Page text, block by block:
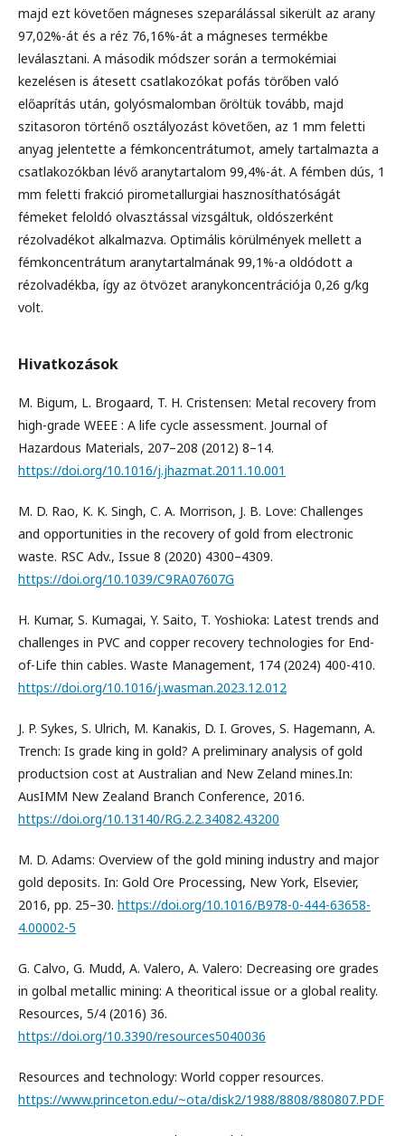
majd ezt követően mágneses szeparálással sikerült az arany
97,02%-át és a réz 76,16%-át a mágneses termékbe
leválasztani. A második módszer során a termokémiai
kezelésen is átesett csatlakozókat pofás törőben való
előaprítás után, golyósmalomban őröltük tovább, majd
szitasoron történő osztályozást követően, az 1 mm feletti
anyag jelentette a fémkoncentrátumot, amely tartalmazta a
csatlakozókban lévő aranytartalom 99,4%-át. A fémben dús, 1
mm feletti frakció pirometallurgiai hasznosíthatóságát
fémeket feloldó olvasztással vizsgáltuk, oldószerként
rézolvadékot alkalmazva. Optimális körülmények mellett a
fémkoncentrátum aranytartalmának 99,1%-a oldódott a
rézolvadékba, így az ötvözet aranykoncentrációja 0,26 g/kg
volt.
Hivatkozások
M. Bigum, L. Brogaard, T. H. Cristensen: Metal recovery from
high-grade WEEE : A life cycle assessment. Journal of
Hazardous Materials, 207–208 (2012) 8–14.
https://doi.org/10.1016/j.jhazmat.2011.10.001
M. D. Rao, K. K. Singh, C. A. Morrison, J. B. Love: Challenges
and opportunities in the recovery of gold from electronic
waste. RSC Adv., Issue 8 (2020) 4300–4309.
https://doi.org/10.1039/C9RA07607G
H. Kumar, S. Kumagai, Y. Saito, T. Yoshioka: Latest trends and
challenges in PVC and copper recovery technologies for End-
of-Life thin cables. Waste Management, 174 (2024) 400-410.
https://doi.org/10.1016/j.wasman.2023.12.012
J. P. Sykes, S. Ulrich, M. Kanakis, D. I. Groves, S. Hagemann, A.
Trench: Is grade king in gold? A preliminary analysis of gold
productsion cost at Australian and New Zeland mines.In:
AusIMM New Zealand Branch Conference, 2016.
https://doi.org/10.13140/RG.2.2.34082.43200
M. D. Adams: Overview of the gold mining industry and major
gold deposits. In: Gold Ore Processing, New York, Elsevier,
2016, pp. 25–30. https://doi.org/10.1016/B978-0-444-63658-
4.00002-5
G. Calvo, G. Mudd, A. Valero, A. Valero: Decreasing ore grades
in golbal metallic mining: A theoritical issue or a global reality.
Resources, 5/4 (2016) 36.
https://doi.org/10.3390/resources5040036
Resources and technology: World copper resources.
https://www.princeton.edu/~ota/disk2/1988/8808/880807.PDF